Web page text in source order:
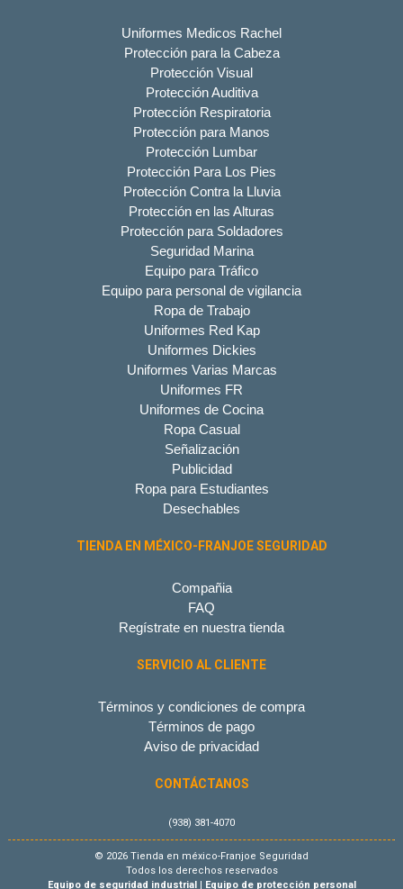
Uniformes Medicos Rachel
Protección para la Cabeza
Protección Visual
Protección Auditiva
Protección Respiratoria
Protección para Manos
Protección Lumbar
Protección Para Los Pies
Protección Contra la Lluvia
Protección en las Alturas
Protección para Soldadores
Seguridad Marina
Equipo para Tráfico
Equipo para personal de vigilancia
Ropa de Trabajo
Uniformes Red Kap
Uniformes Dickies
Uniformes Varias Marcas
Uniformes FR
Uniformes de Cocina
Ropa Casual
Señalización
Publicidad
Ropa para Estudiantes
Desechables
TIENDA EN MÉXICO-FRANJOE SEGURIDAD
Compañia
FAQ
Regístrate en nuestra tienda
SERVICIO AL CLIENTE
Términos y condiciones de compra
Términos de pago
Aviso de privacidad
CONTÁCTANOS
(938) 381-4070
© 2026 Tienda en méxico-Franjoe Seguridad
Todos los derechos reservados
Equipo de seguridad industrial
Equipo de protección personal